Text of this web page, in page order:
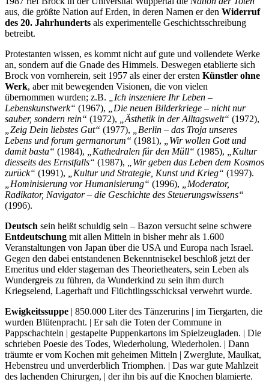
aus, die größte Nation auf Erden, in deren Namen er den Widerruf
des 20. Jahrhunderts als experimentelle Geschichtsschreibung
betreibt.
Protestanten wissen, es kommt nicht auf gute und vollendete Werke
an, sondern auf die Gnade des Himmels. Deswegen etablierte sich
Brock von vornherein, seit 1957 als einer der ersten Künstler ohne
Werk, aber mit bewegenden Visionen, die von vielen
übernommen wurden; z.B. „Ich inszeniere Ihr Leben –
Lebenskunstwerk“ (1967),
„Die neuen Bilderkriege – nicht nur
sauber, sondern rein“ (1972), „Ästhetik in der Alltagswelt“ (1972),
„Zeig Dein liebstes Gut“ (1977), „Berlin – das Troja unseres
Lebens und forum germanorum“ (1981),
„Wir wollen Gott und
damit basta“ (1984), „Kathedralen für den Müll“ (1985),
„Kultur
diesseits des Ernstfalls“ (1987),
„Wir geben das Leben dem Kosmos
zurück“ (1991), „Kultur und Strategie, Kunst und Krieg“ (1997).
„Hominisierung vor Humanisierung“ (1996),
„Moderator,
Radikator, Navigator – die Geschichte des Steuerungswissens“
(1996).
Deutsch sein heißt schuldig sein – Bazon versucht seine schwere
Entdeutschung mit allen Mitteln in bisher mehr als 1.600
Veranstaltungen von Japan über die USA und Europa nach Israel.
Gegen den dabei entstandenen Bekenntnisekel beschloß jetzt der
Emeritus und elder stageman des Theorietheaters, sein Leben als
Wundergreis zu führen, da Wunderkind zu sein ihm durch
Kriegselend, Lagerhaft und Flüchtlingsschicksal verwehrt wurde.
Ewigkeitssuppe | 850.000 Liter des Tänzerurins | im Tiergarten, die
wurden Blütenpracht. | Er sah die Toten der Commune in
Pappschachteln | gestapelte Puppenkartons im Spielzeugladen. | Die
schrieben Poesie des Todes, Wiederholung, Wiederholen. | Dann
träumte er vom Kochen mit geheimen Mitteln | Zwerglute, Maulkat,
Hebenstreu und unverderblich Triomphen. | Das war gute Mahlzeit
des lachenden Chirurgen, | der ihn bis auf die Knochen blamierte.